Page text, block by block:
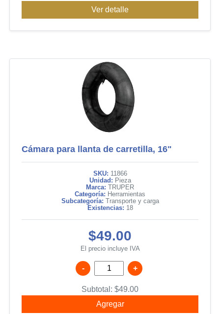
Ver detalle
Cámara para llanta de carretilla, 16"
SKU: 11866
Unidad: Pieza
Marca: TRUPER
Categoría: Herramientas
Subcategoría: Transporte y carga
Existencias: 18
$49.00
El precio incluye IVA
- +
Subtotal: $49.00
Agregar